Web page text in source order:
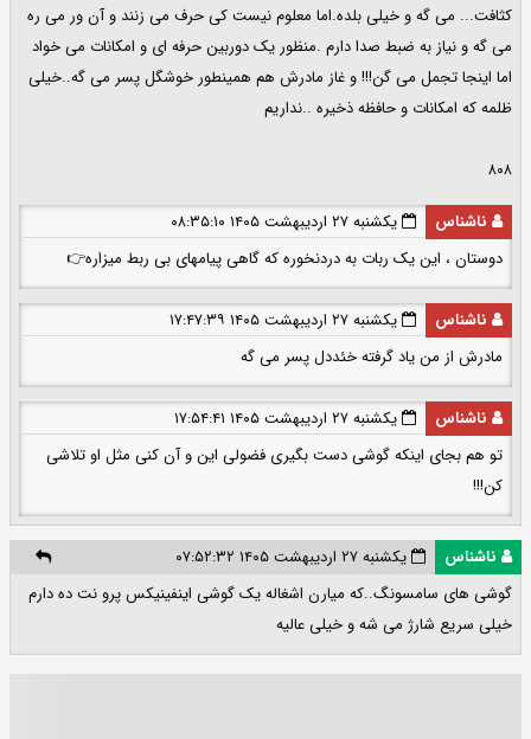
کثافت... می گه و خیلی بلده.اما معلوم نیست کی حرف می زنند و آن ور می ره
می گه و نیاز به ضبط صدا دارم .منظور یک دوربین حرفه ای و امکانات می خواد
اما اینجا تجمل می گن!!! و غاز مادرش هم همینطور خوشگل پسر می گه..خیلی
ظلمه که امکانات و حافظه ذخیره ..نداریم
۸۰۸
ناشناس
یکشنبه ۲۷ اردیبهشت ۱۴۰۵ ۰۸:۳۵:۱۰
دوستان ، این یک ربات به دردنخوره که گاهی پیامهای بی ربط میزاره👉
ناشناس
یکشنبه ۲۷ اردیبهشت ۱۴۰۵ ۱۷:۴۷:۳۹
مادرش از من یاد گرفته خئددل پسر می گه
ناشناس
یکشنبه ۲۷ اردیبهشت ۱۴۰۵ ۱۷:۵۴:۴۱
تو هم بجای اینکه گوشی دست بگیری فضولی این و آن کنی مثل او تلاشی
کن!!!
ناشناس
یکشنبه ۲۷ اردیبهشت ۱۴۰۵ ۰۷:۵۲:۳۲
گوشی های سامسونگ..که میارن اشغاله یک گوشی اینفینیکس پرو نت ده دارم
خیلی سریع شارژ می شه و خیلی عالیه